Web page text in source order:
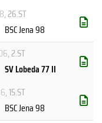
, 26.ST
BSC Jena 98
, 2.ST
SV Lobeda 77 II
, 15.ST
BSC Jena 98